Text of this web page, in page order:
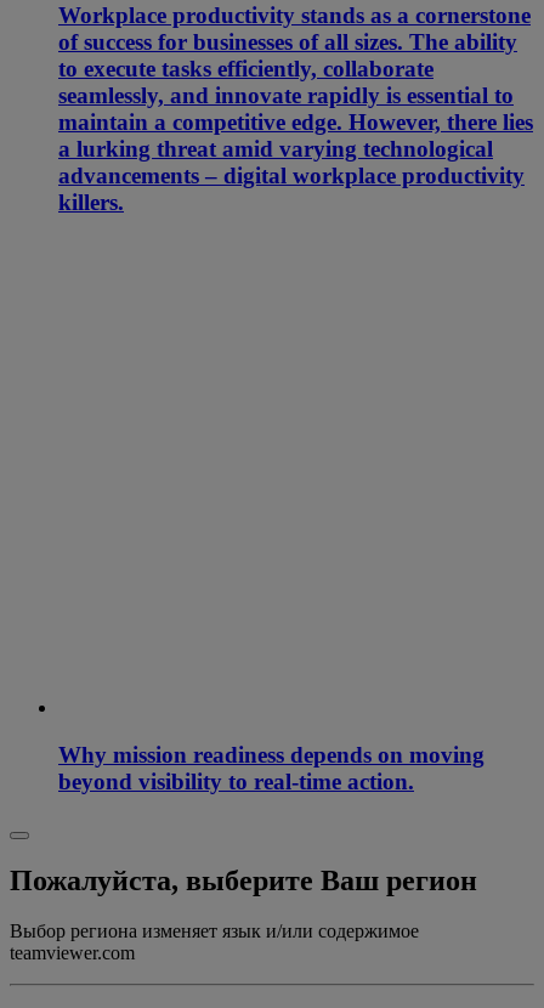
Workplace productivity stands as a cornerstone
of success for businesses of all sizes. The ability
to execute tasks efficiently, collaborate
seamlessly, and innovate rapidly is essential to
maintain a competitive edge. However, there lies
a lurking threat amid varying technological
advancements – digital workplace productivity
killers.
Why mission readiness depends on moving
beyond visibility to real-time action.
Пожалуйста, выберите Ваш регион
Выбор региона изменяет язык и/или содержимое
teamviewer.com